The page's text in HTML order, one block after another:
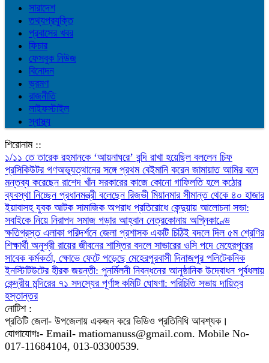
সারাদেশ
তথ্যপ্রযুক্তি
প্রবাসের খবর
ফিচার
ফেসবুক নিউজ
বিনোদন
ভ্রমণ
রাজনীতি
লাইফস্টাইল
স্বাস্থ্য
শিরোনাম ::
১/১১ তে তারেক রহমানকে ‘আয়নাঘরে’ বন্দি রাখা হয়েছিল বললেন চিফ
প্রসিকিউটর গণঅভ্যুত্থানের সঙ্গে প্রথম বেইমানি করেন জামায়াত আমির বলে
মন্তব্য করেছেন রাশেদ খাঁন সরকারের কাজে কোনো গাফিলতি হলে কঠোর
ব্যবস্থা নিচ্ছেন প্রধানমন্ত্রী বলেছেন রিজভী মিয়ানমার সীমান্ত থেকে ৪০ হাজার
ইয়াবাসহ যুবক আটক সামাজিক অপরাধ প্রতিরোধে কেন্দুয়ায় আলোচনা সভা:
সবাইকে নিয়ে নিরাপদ সমাজ গড়ার আহ্বান নেত্রকোনায় অগ্নিকাণ্ডে
ক্ষতিগ্রস্ত এলাকা পরিদর্শনে জেলা প্রশাসক একটি চিঠিই বদলে দিল ৫ম শ্রেণির
শিক্ষার্থী অনুশ্রী রায়ের জীবনের শাস্তির বদলে সাভারের ওসি পদে মেহেরপুরের
সাবেক কর্মকর্তা, ক্ষোভে ফেটে পড়েছে মেহেরপুরবাসী দিনাজপুর পলিটেকনিক
ইনস্টিটিউটের হীরক জয়ন্তী: পুনর্মিলনী নিবন্ধনের আনুষ্ঠানিক উদ্বোধন পূর্বধলায়
কেন্দ্রীয় মন্দিরের ৭১ সদস্যের পূর্ণাঙ্গ কমিটি ঘোষণা: পরিচিতি সভায় দায়িত্ব
হস্তান্তর
নোটিশ :
প্রতিটি জেলা- উপজেলায় একজন করে ভিডিও প্রতিনিধি আবশ্যক।
যোগাযোগঃ- Email- matiomanuss@gmail.com. Mobile No-
017-11684104, 013-03300539.